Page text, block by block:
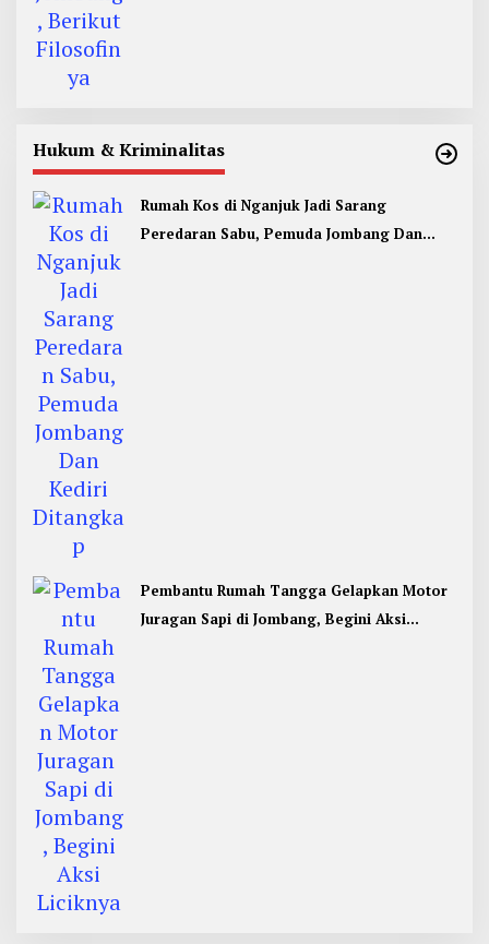
Hukum & Kriminalitas
Rumah Kos di Nganjuk Jadi Sarang
Peredaran Sabu, Pemuda Jombang Dan
Pembantu Rumah Tangga Gelapkan Motor
Juragan Sapi di Jombang, Begini Aksi